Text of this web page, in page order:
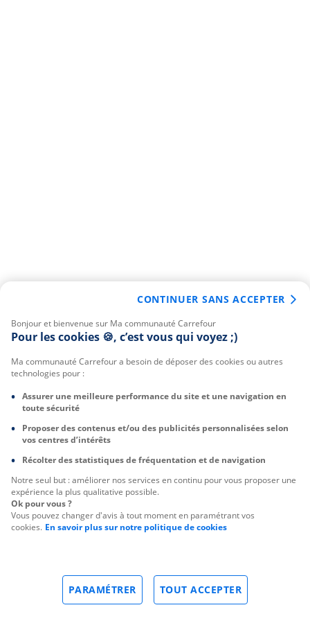
Bonjour et bienvenue sur Ma communauté Carrefour
Pour les cookies 🍪, c’est vous qui voyez ;)
Ma communauté Carrefour a besoin de déposer des cookies ou autres
technologies pour :
Assurer une meilleure performance du site et une navigation en
toute sécurité
Proposer des contenus et/ou des publicités personnalisées selon
vos centres d’intérêts
Récolter des statistiques de fréquentation et de navigation
Notre seul but : améliorer nos services en continu pour vous proposer une
expérience la plus qualitative possible.
Ok pour vous ?
Vous pouvez changer d'avis à tout moment en paramétrant vos
cookies. En savoir plus sur notre politique de cookies
TOUT ACCEPTER
PARAMÉTRER
CONTINUER SANS ACCEPTER